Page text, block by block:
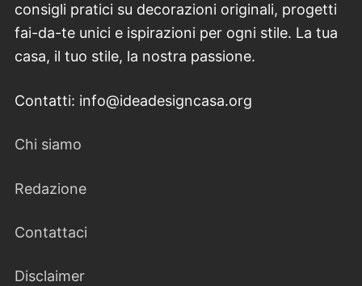
consigli pratici su decorazioni originali, progetti
fai-da-te unici e ispirazioni per ogni stile. La tua
casa, il tuo stile, la nostra passione.
Contatti: info@ideadesigncasa.org
Chi siamo
Redazione
Contattaci
Disclaimer